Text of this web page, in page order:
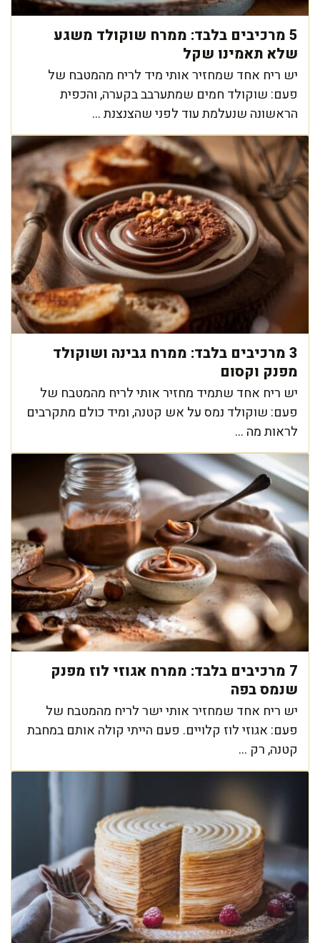
5 מרכיבים בלבד: ממרח שוקולד משגע
שלא תאמינו שקל
יש ריח אחד שמחזיר אותי מיד לריח מהמטבח של
פעם: שוקולד חמים שמתערבב בקערה, והכפית
הראשונה שנעלמת עוד לפני שהצנצנת ...
3 מרכיבים בלבד: ממרח גבינה ושוקולד
מפנק וקסום
יש ריח אחד שתמיד מחזיר אותי לריח מהמטבח של
פעם: שוקולד נמס על אש קטנה, ומיד כולם מתקרבים
לראות מה ...
7 מרכיבים בלבד: ממרח אגוזי לוז מפנק
שנמס בפה
יש ריח אחד שמחזיר אותי ישר לריח מהמטבח של
פעם: אגוזי לוז קלויים. פעם הייתי קולה אותם במחבת
קטנה, רק ...